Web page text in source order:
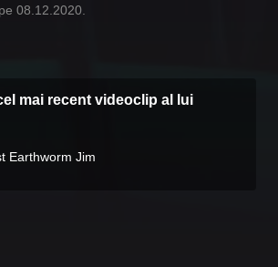
08.12.2020.
mai recent videoclip al lui
Earthworm Jim